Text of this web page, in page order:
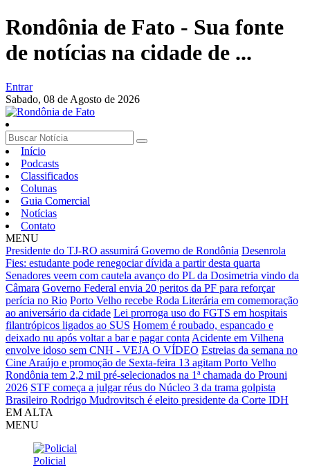
Rondônia de Fato - Sua fonte
de notícias na cidade de ...
Entrar
Sabado, 08 de Agosto de 2026
Início
Podcasts
Classificados
Colunas
Guia Comercial
Notícias
Contato
MENU
Presidente do TJ-RO assumirá Governo de Rondônia Desenrola
Fies: estudante pode renegociar dívida a partir desta quarta
Senadores veem com cautela avanço do PL da Dosimetria vindo da
Câmara Governo Federal envia 20 peritos da PF para reforçar
perícia no Rio Porto Velho recebe Roda Literária em comemoração
ao aniversário da cidade Lei prorroga uso do FGTS em hospitais
filantrópicos ligados ao SUS Homem é roubado, espancado e
deixado nu após voltar a bar e pagar conta Acidente em Vilhena
envolve idoso sem CNH - VEJA O VÍDEO Estreias da semana no
Cine Araújo e promoção de Sexta-feira 13 agitam Porto Velho
Rondônia tem 2,2 mil pré-selecionados na 1ª chamada do Prouni
2026 STF começa a julgar réus do Núcleo 3 da trama golpista
Brasileiro Rodrigo Mudrovitsch é eleito presidente da Corte IDH
EM ALTA
MENU
Policial